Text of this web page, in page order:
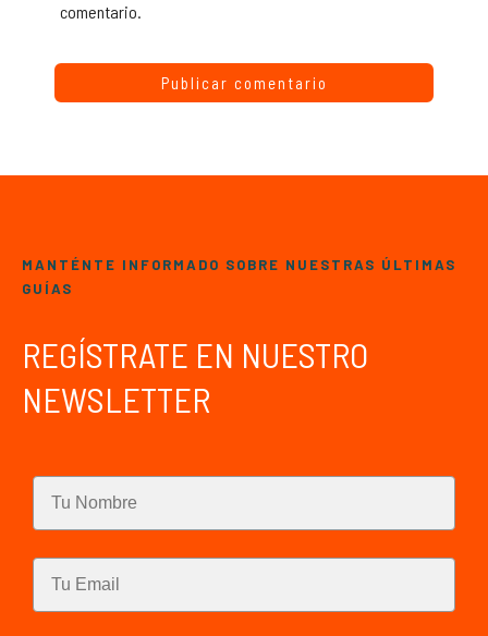
comentario.
MANTÉNTE INFORMADO SOBRE NUESTRAS ÚLTIMAS
GUÍAS
REGÍSTRATE EN NUESTRO
NEWSLETTER